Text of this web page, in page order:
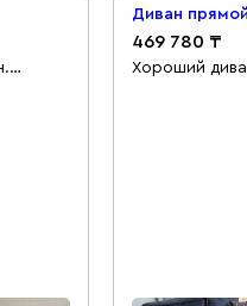
469 780
Хороший